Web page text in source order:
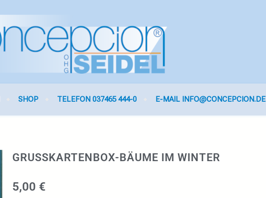
SHOP TELEFON 037465 444-0 E-MAIL INFO@CONCEPCION.DE
GRUSSKARTENBOX-BÄUME IM WINTER
5,00 €